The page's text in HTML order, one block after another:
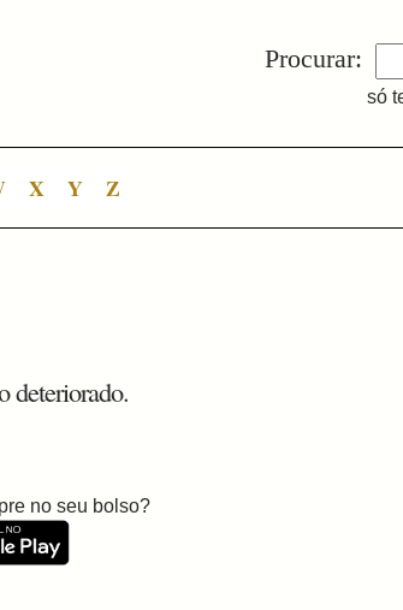
Procurar:
só
X Y Z
deteriorado.
no seu bolso?